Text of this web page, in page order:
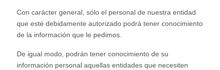
Con carácter general, sólo el personal de nuestra entidad
que esté debidamente autorizado podrá tener conocimiento
de la información que le pedimos.
De igual modo, podrán tener conocimiento de su
información personal aquellas entidades que necesiten